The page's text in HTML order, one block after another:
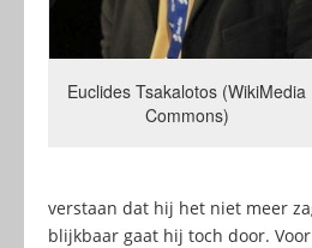
Euclides Tsakalotos (WikiMedia
Commons)
verstaan dat hij het niet meer
blijkbaar gaat hij toch door.